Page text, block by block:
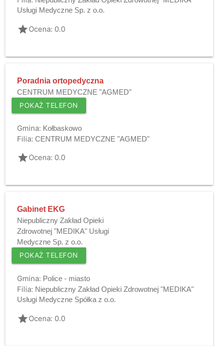
Usługi Medyczne Sp. z o.o.
gradeOcena: 0.0
Poradnia ortopedyczna
CENTRUM MEDYCZNE "AGMED"
POKAŻ TELEFON
Gmina: Kołbaskowo
Filia: CENTRUM MEDYCZNE "AGMED"
gradeOcena: 0.0
Gabinet EKG
Niepubliczny Zakład Opieki
Zdrowotnej "MEDIKA" Usługi
Medyczne Sp. z o.o.
POKAŻ TELEFON
Gmina: Police - miasto
Filia: Niepubliczny Zakład Opieki Zdrowotnej "MEDIKA"
Usługi Medyczne Spółka z o.o.
gradeOcena: 0.0